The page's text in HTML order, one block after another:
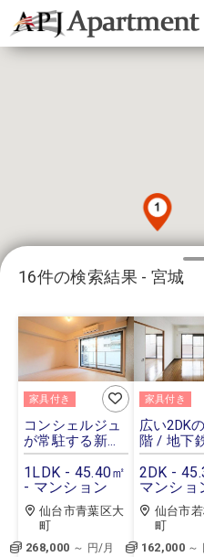
16件の検索結果 - 宮城
家具付き
コンシェルジュ
が常駐する新築
高級レジデンス
1LDK - 45.40㎡
- マンション
仙台市青葉区大
町
268,000 ～ 円/月
家具付き
広い2DK
階 / 地下
6分 / 活
エリア
2DK -
マンショ
仙台市
町
162,000 ～
9
2